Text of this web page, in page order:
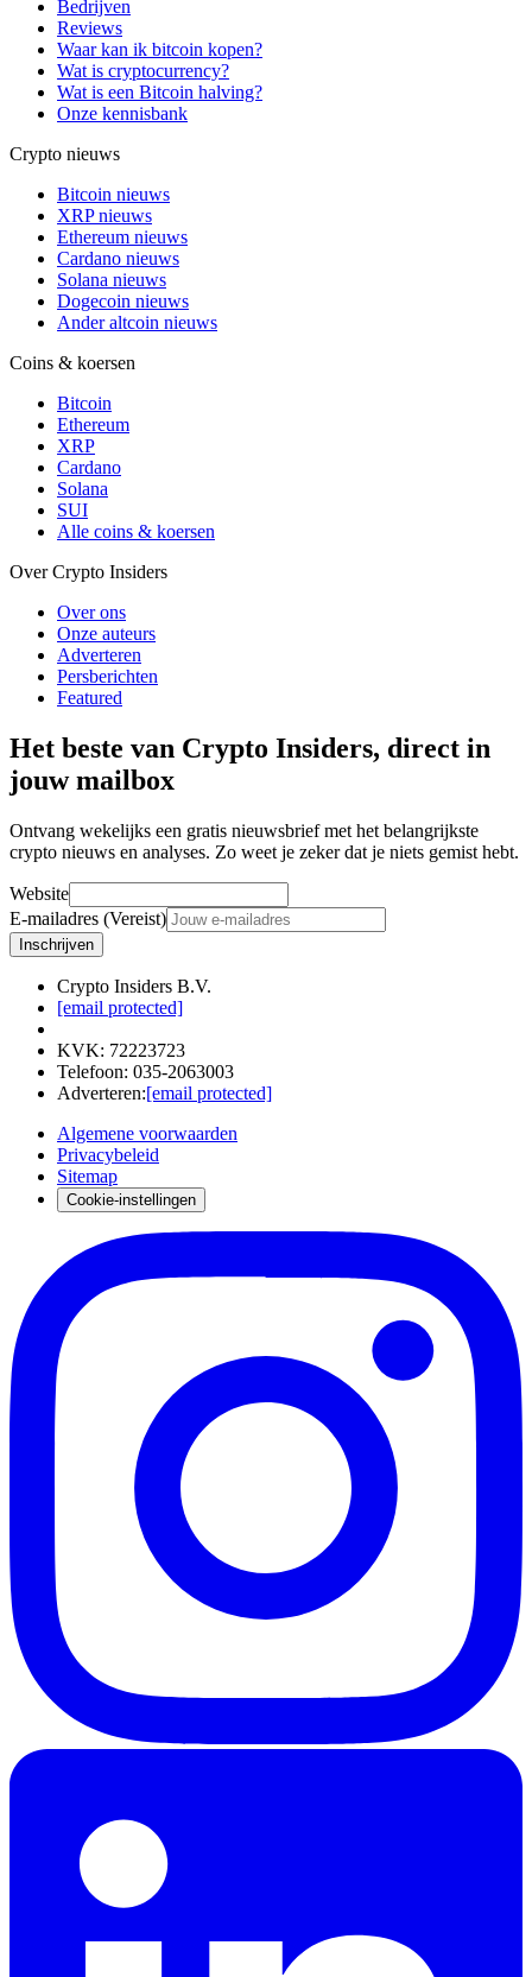
Bedrijven
Reviews
Waar kan ik bitcoin kopen?
Wat is cryptocurrency?
Wat is een Bitcoin halving?
Onze kennisbank
Crypto nieuws
Bitcoin nieuws
XRP nieuws
Ethereum nieuws
Cardano nieuws
Solana nieuws
Dogecoin nieuws
Ander altcoin nieuws
Coins & koersen
Bitcoin
Ethereum
XRP
Cardano
Solana
SUI
Alle coins & koersen
Over Crypto Insiders
Over ons
Onze auteurs
Adverteren
Persberichten
Featured
Het beste van Crypto Insiders, direct in
jouw mailbox
Ontvang wekelijks een gratis nieuwsbrief met het belangrijkste
crypto nieuws en analyses. Zo weet je zeker dat je niets gemist hebt.
Website
E-mailadres (Vereist)
Inschrijven
Crypto Insiders B.V.
[email protected]
KVK: 72223723
Telefoon: 035-2063003
Adverteren:[email protected]
Algemene voorwaarden
Privacybeleid
Sitemap
Cookie-instellingen